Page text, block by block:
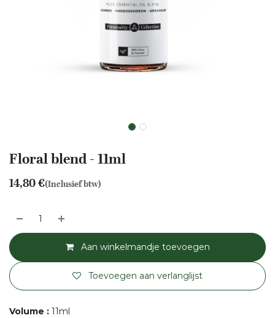
Floral blend - 11ml
14,80€(Inclusief btw)
Aan winkelmandje toevoegen
Toevoegen aan verlanglijst
Volume : 11ml